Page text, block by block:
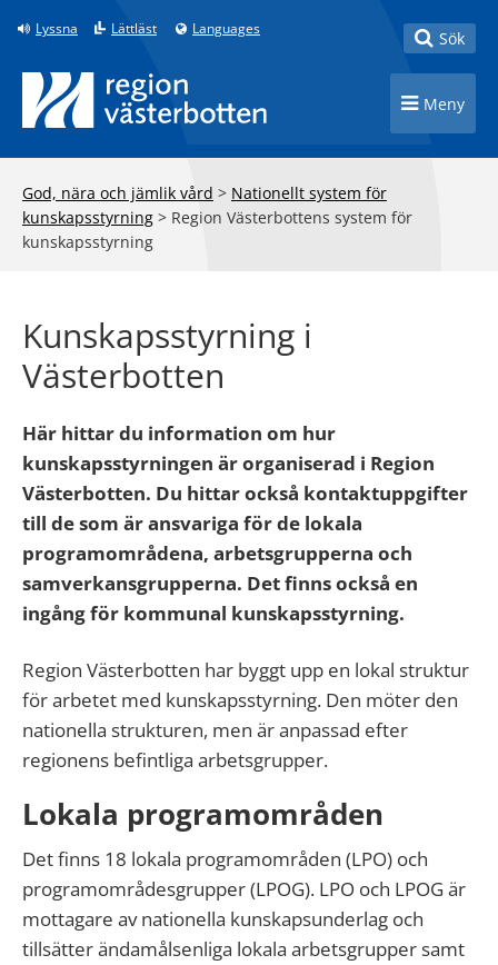
Till innehåll på sidan
Lyssna Lättläst Languages Toggle
Sök
Toggle
Meny
God, nära och jämlik vård > Nationellt system för
kunskapsstyrning > Region Västerbottens system för
kunskapsstyrning
Kunskapsstyrning i
Västerbotten
Här hittar du information om hur
kunskapsstyrningen är organiserad i Region
Västerbotten. Du hittar också kontaktuppgifter
till de som är ansvariga för de lokala
programområdena, arbetsgrupperna och
samverkansgrupperna. Det finns också en
ingång för kommunal kunskapsstyrning.
Region Västerbotten har byggt upp en lokal struktur
för arbetet med kunskapsstyrning. Den möter den
nationella strukturen, men är anpassad efter
regionens befintliga arbetsgrupper.
Lokala programområden
Det finns 18 lokala programområden (LPO) och
programområdesgrupper (LPOG). LPO och LPOG är
mottagare av nationella kunskapsunderlag och
tillsätter ändamålsenliga lokala arbetsgrupper samt